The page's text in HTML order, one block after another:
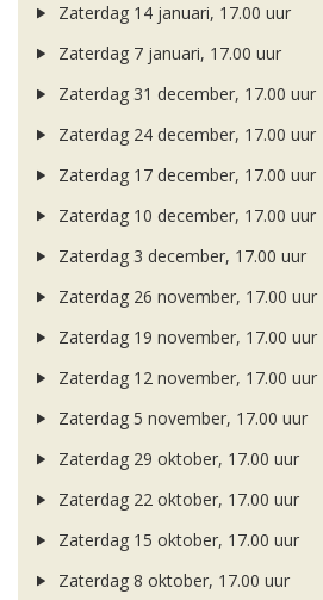
Zaterdag 14 januari, 17.00 uur
Zaterdag 7 januari, 17.00 uur
Zaterdag 31 december, 17.00 uur
Zaterdag 24 december, 17.00 uur
Zaterdag 17 december, 17.00 uur
Zaterdag 10 december, 17.00 uur
Zaterdag 3 december, 17.00 uur
Zaterdag 26 november, 17.00 uur
Zaterdag 19 november, 17.00 uur
Zaterdag 12 november, 17.00 uur
Zaterdag 5 november, 17.00 uur
Zaterdag 29 oktober, 17.00 uur
Zaterdag 22 oktober, 17.00 uur
Zaterdag 15 oktober, 17.00 uur
Zaterdag 8 oktober, 17.00 uur